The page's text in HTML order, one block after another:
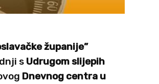
županije”
s Udrugom slijepih
Dnevnog centra u